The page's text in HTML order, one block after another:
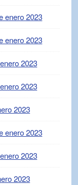
enero 2023
enero 2023
2023
2023
2023
enero 2023
2023
2023